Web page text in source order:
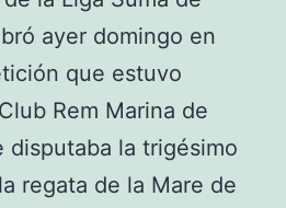
ayer domingo en
que estuvo
Rem Marina de
disputaba la trigésimo
regata de la Mare de